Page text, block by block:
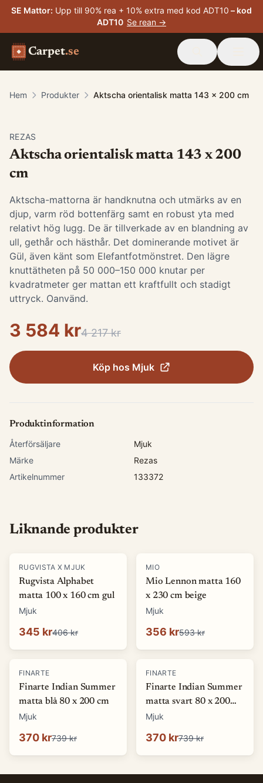
SE Mattor: Upp till 90% rea + 10% extra med kod ADT10 – kod
ADT10 Se rean →
Carpet.se
Hem Produkter Aktscha orientalisk matta 143 x 200 cm
REZAS
Aktscha orientalisk matta 143 x 200
cm
Aktscha-mattorna är handknutna och utmärks av en
djup, varm röd bottenfärg samt en robust yta med
relativt hög lugg. De är tillverkade av en blandning av
ull, gethår och hästhår. Det dominerande motivet är
Gül, även känt som Elefantfotmönstret. Den lägre
knuttätheten på 50 000–150 000 knutar per
kvadratmeter ger mattan ett kraftfullt och stadigt
uttryck. Oanvänd.
3 584 kr4 217 kr
Köp hos Mjuk
Produktinformation
Återförsäljare
Mjuk
Märke
Rezas
Artikelnummer
133372
Liknande produkter
-15%
RUGVISTA X MJUK
Rugvista Alphabet
matta 100 x 160 cm gul
Mjuk
345 kr406 kr
-40%
MIO
Mio Lennon matta 160
x 230 cm beige
Mjuk
356 kr593 kr
-50 %
FINARTE
Finarte Indian Summer
matta blå 80 x 200 cm
Mjuk
370 kr739 kr
-50 %
FINARTE
Finarte Indian Summer
matta svart 80 x 200
cm
Mjuk
370 kr739 kr